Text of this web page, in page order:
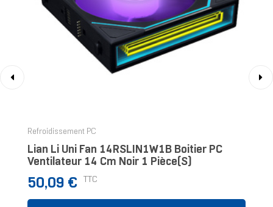
Refroidissement PC
Lian Li Uni Fan 14RSLIN1W1B Boitier PC
Ventilateur 14 Cm Noir 1 Pièce(s)
Prix
50,09 € TTC